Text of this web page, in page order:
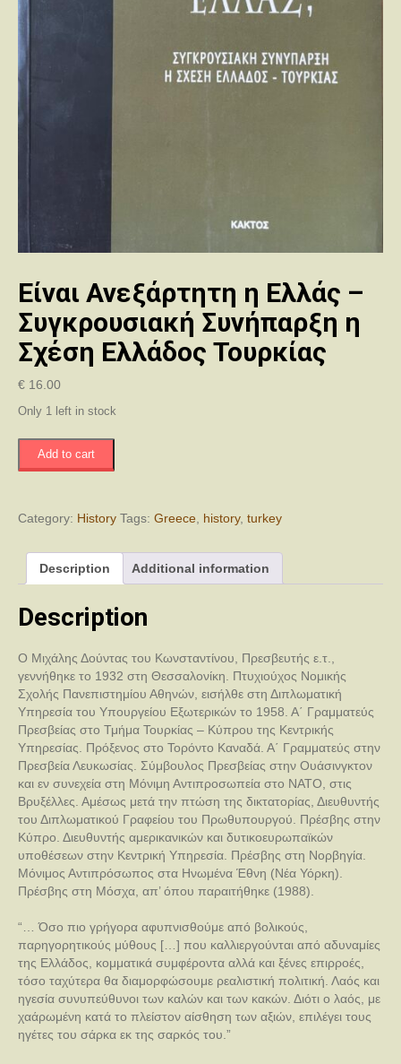
Είναι Ανεξάρτητη η Ελλάς –
Συγκρουσιακή Συνήπαρξη η
Σχέση Ελλάδος Τουρκίας
€ 16.00
Only 1 left in stock
Είναι
-
Συνήπαρξη
Ελλάδος
Τουρκίας
Add to cart
Category: History Tags: Greece history, turkey
Description Additional information
Description
Ο Μιχάλης Δούντας του Κωνσταντίνου, Πρεσβευτής ε.τ.,
γεννήθηκε το 1932 στη Θεσσαλονίκη. Πτυχιούχος Νομικής
Σχολής Πανεπιστημίου Αθηνών, εισήλθε στη Διπλωματική
Υπηρεσία του Υπουργείου Εξωτερικών το 1958. Α΄ Γραμματεύς
Πρεσβείας στο Τμήμα Τουρκίας – Κύπρου της Κεντρικής
Υπηρεσίας. Πρόξενος στο Τορόντο Καναδά. Α΄ Γραμματεύς στην
Πρεσβεία Λευκωσίας. Σύμβουλος Πρεσβείας στην Ουάσινγκτον
και εν συνεχεία στη Μόνιμη Αντιπροσωπεία στο ΝΑΤΟ, στις
Βρυξέλλες. Αμέσως μετά την πτώση της δικτατορίας, Διευθυντής
του Διπλωματικού Γραφείου του Πρωθυπουργού. Πρέσβης στην
Κύπρο. Διευθυντής αμερικανικών και δυτικοευρωπαϊκών
υποθέσεων στην Κεντρική Υπηρεσία. Πρέσβης στη Νορβηγία.
Μόνιμος Αντιπρόσωπος στα Ηνωμένα Έθνη (Νέα Υόρκη).
Πρέσβης στη Μόσχα, απ’ όπου παραιτήθηκε (1988).
“… Όσο πιο γρήγορα αφυπνισθούμε από βολικούς,
παρηγορητικούς μύθους […] που καλλιεργούνται από αδυναμίες
της Ελλάδος, κομματικά συμφέροντα αλλά και ξένες επιρροές,
τόσο ταχύτερα θα διαμορφώσουμε ρεαλιστική πολιτική. Λαός και
ηγεσία συνυπεύθυνοι των καλών και των κακών. Διότι ο λαός, με
χαάρωμένη κατά το πλείστον αίσθηση των αξιών, επιλέγει τους
ηγέτες του σάρκα εκ της σαρκός του.”